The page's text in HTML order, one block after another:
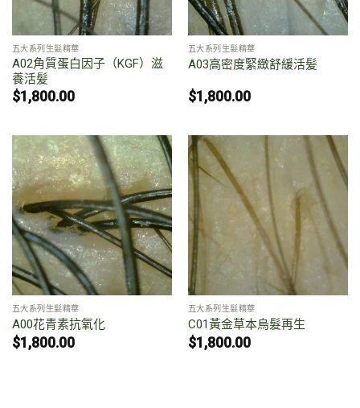
五大系列生髮精華
A02角質蛋白因子（KGF）滋
養活髪
$1,800.00
五大系列生髮精華
A03高密度緊緻舒緩活髪
$1,800.00
五大系列生髮精華
A00花青素抗氧化
$1,800.00
五大系列生髮精華
C01黃金草本烏髮再生
$1,800.00